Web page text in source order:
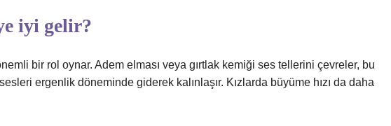
iyi gelir?
bir rol oynar. Adem elması veya gırtlak kemiği ses tellerini çevreler, bu
ergenlik döneminde giderek kalınlaşır. Kızlarda büyüme hızı da daha